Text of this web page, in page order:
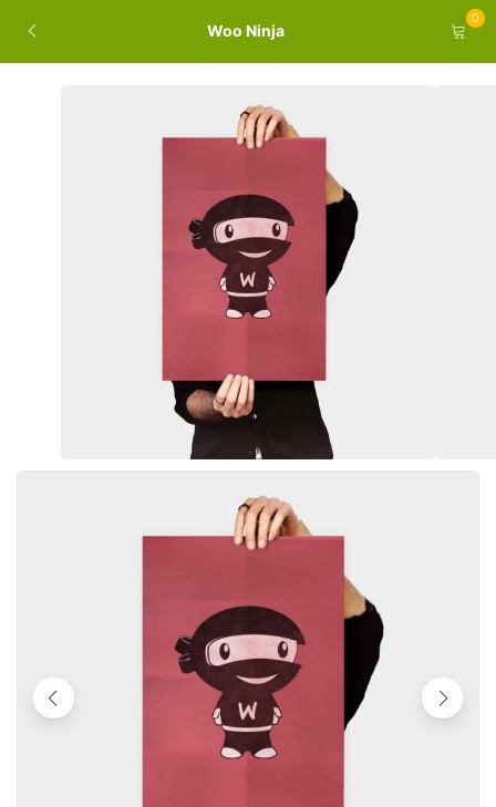
Woo Ninja
0